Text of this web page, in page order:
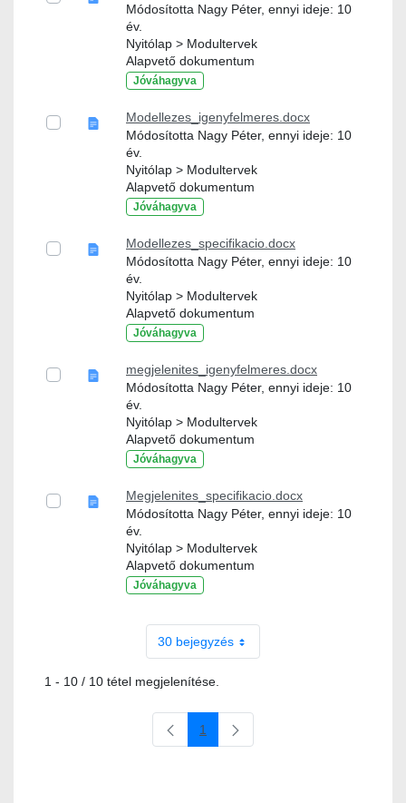
Módosította Nagy Péter, ennyi ideje: 10
év.
Nyitólap > Modultervek
Alapvető dokumentum
Jóváhagyva
Modellezes_igenyfelmeres.docx
Módosította Nagy Péter, ennyi ideje: 10
év.
Nyitólap > Modultervek
Alapvető dokumentum
Jóváhagyva
Modellezes_specifikacio.docx
Módosította Nagy Péter, ennyi ideje: 10
év.
Nyitólap > Modultervek
Alapvető dokumentum
Jóváhagyva
megjelenites_igenyfelmeres.docx
Módosította Nagy Péter, ennyi ideje: 10
év.
Nyitólap > Modultervek
Alapvető dokumentum
Jóváhagyva
Megjelenites_specifikacio.docx
Módosította Nagy Péter, ennyi ideje: 10
év.
Nyitólap > Modultervek
Alapvető dokumentum
Jóváhagyva
30 bejegyzés
1 - 10 / 10 tétel megjelenítése.
Oldal
1